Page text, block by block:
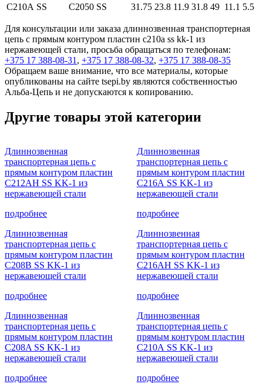
С210А SS
С2050 SS 31.75 23.8 11.9 31.8 49 11.1 5.5
Для консультации или заказа длиннозвенная транспортерная
цепь c прямым контуром пластин с210а ss kk-1 из
нержавеющей стали, просьба обращаться по телефонам:
+375 17 388-08-31 , +375 17 388-08-32, +375 17 388-08-35
Обращаем ваше внимание, что все материалы, которые
опубликованы на сайте tsepi.by являются собственностью
Альба-Цепь и не допускаются к копированию.
Другие товары этой категории
Длиннозвенная
транспортерная цепь c
прямым контуром пластин
С212АН SS KK-1 из
нержавеющей стали
подробнее
Длиннозвенная
транспортерная цепь c
прямым контуром пластин
С216А SS KK-1 из
нержавеющей стали
подробнее
Длиннозвенная
транспортерная цепь c
прямым контуром пластин
С208B SS KK-1 из
нержавеющей стали
подробнее
Длиннозвенная
транспортерная цепь c
прямым контуром пластин
С216АН SS KK-1 из
нержавеющей стали
подробнее
Длиннозвенная
транспортерная цепь c
прямым контуром пластин
С208A SS KK-1 из
нержавеющей стали
подробнее
Длиннозвенная
транспортерная цепь c
прямым контуром пластин
С210А SS KK-1 из
нержавеющей стали
подробнее